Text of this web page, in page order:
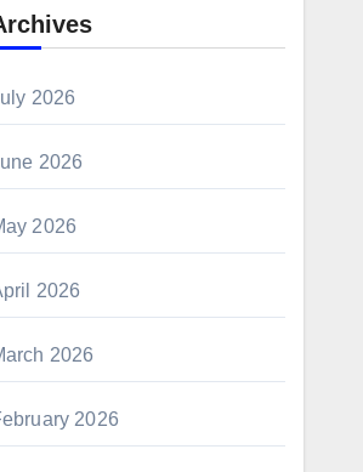
2026
2026
2026
2026
2026
2026